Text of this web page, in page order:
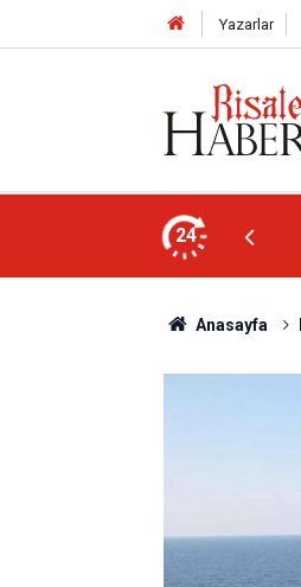
Yazarlar
24
Zübeyir Gündüzalp yöntemi
Anasayfa